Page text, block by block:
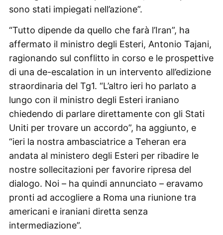
sono stati impiegati nell’azione”.
“Tutto dipende da quello che farà l’Iran”, ha
affermato il ministro degli Esteri, Antonio Tajani,
ragionando sul conflitto in corso e le prospettive
di una de-escalation in un intervento all’edizione
straordinaria del Tg1. “L’altro ieri ho parlato a
lungo con il ministro degli Esteri iraniano
chiedendo di parlare direttamente con gli Stati
Uniti per trovare un accordo”, ha aggiunto, e
“ieri la nostra ambasciatrice a Teheran era
andata al ministero degli Esteri per ribadire le
nostre sollecitazioni per favorire ripresa del
dialogo. Noi – ha quindi annunciato – eravamo
pronti ad accogliere a Roma una riunione tra
americani e iraniani diretta senza
intermediazione”.